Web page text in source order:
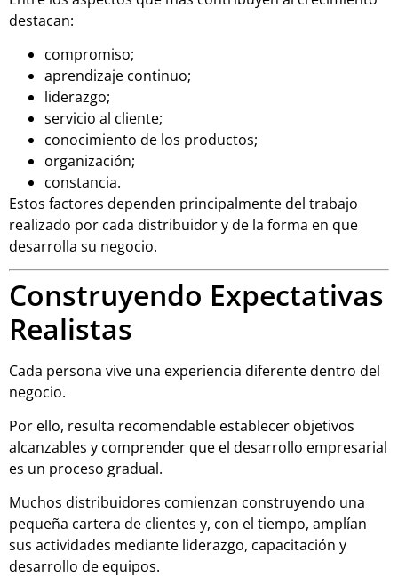
destacan:
compromiso;
aprendizaje continuo;
liderazgo;
servicio al cliente;
conocimiento de los productos;
organización;
constancia.
Estos factores dependen principalmente del trabajo
realizado por cada distribuidor y de la forma en que
desarrolla su negocio.
Construyendo Expectativas
Realistas
Cada persona vive una experiencia diferente dentro del
negocio.
Por ello, resulta recomendable establecer objetivos
alcanzables y comprender que el desarrollo empresarial
es un proceso gradual.
Muchos distribuidores comienzan construyendo una
pequeña cartera de clientes y, con el tiempo, amplían
sus actividades mediante liderazgo, capacitación y
desarrollo de equipos.